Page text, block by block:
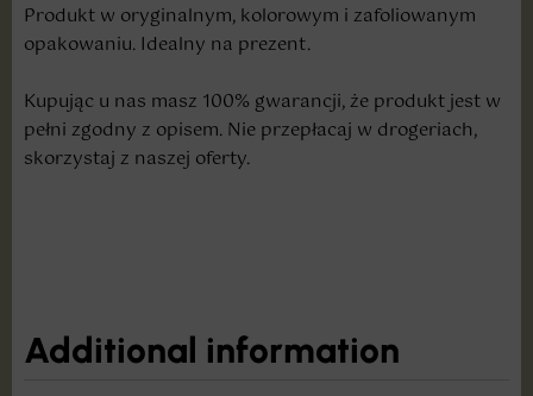
Produkt w oryginalnym, kolorowym i zafoliowanym
opakowaniu. Idealny na prezent.
Kupując u nas masz 100% gwarancji, że produkt jest w
pełni zgodny z opisem. Nie przepłacaj w drogeriach,
skorzystaj z naszej oferty.
Additional information